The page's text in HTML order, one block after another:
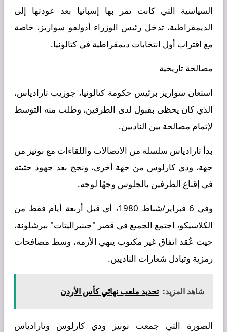
السياسية التي كانت تمر بها إسبانيا بعد عودتها إلى
الديمقراطية، تدخل رئيس الوزراء أدولفو سواريز، خاصة
مع اقتراب أول انتخابات ديمقراطية في كتالونيا.
مصالحة تاريخية
استعان سواريز برئيس حكومة كتالونيا، جوزيب تارادياس،
الذي كان يحظى بقبول لدى الطرفين، وطلب منه التوسط
لإتمام مصالحة بين الناديين.
بدأ تارادياس سلسلة من الاتصالات واللقاءات مع نونيز من
جهة، ودي كارلوس من جهة أخرى، ونجح بعد جهود حثيثة
في إقناع الطرفين بالجلوس وجهًا لوجه.
وفي 6 فبراير/شباط 1980، أي قبل أربعة أيام فقط من
الكلاسيكو، اجتمع الجميع في قصر "جينيراليتات" ببرشلونة،
حيث عُقد اتفاق غير مكتوب ينهي الأزمة، وسط مصافحات
رمزية وتبادل شعارات الناديين.
شاهد المزيد: تحديد ملعب نهائي كأس الأردن
الصورة التي جمعت نونيز ودي كارلوس وتارادياس